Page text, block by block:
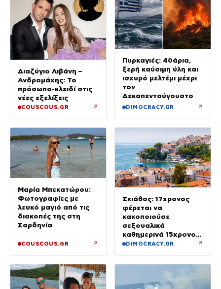
Διαζύγιο Λιβάνη –
Ανδρομάχης: Το
πρόσωπο-κλειδί στις
νέες εξελίξεις
COUSCOUS.GR ↗
Πυρκαγιές: 40άρια,
ξερή καύσιμη ύλη και
ισχυρό μελτέμι μέχρι
τον
Δεκαπενταύγουστο
DIMOCRACY.GR ↗
Μαρία Μπεκατώρου:
Φωτογραφίες με
λευκό μαγιό από τις
διακοπές της στη
Σαρδηνία
COUSCOUS.GR ↗
Σκιάθος: 17χρονος
φέρεται να
κακοποιούσε
σεξουαλικά
καθημερινά 15χρονο
και να τον εκβίαζε με
DIMOCRACY.GR ↗